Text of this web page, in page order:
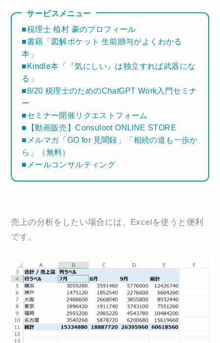
サービスメニュー
■税理士 植村 豪のプロフィール
■書籍「図解ポケット 生前贈与がよくわかる
本」
■Kindle本「『気にしい』は独立すれば武器にな
る」
■8/20 税理士のためのChatGPT Work入門セミナ
ー
■セミナー開催リクエストフォーム
■【動画販売】Consuloot ONLINE STORE
■メルマガ「GO for 見聞録」「相続の道も一歩か
ら」（無料）
■メールコンサルティング
売上の分析をしたい場合には、Excelを使うと便利
です。